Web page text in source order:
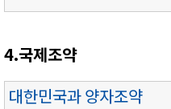
4.국제조약
대한민국과 양자조약